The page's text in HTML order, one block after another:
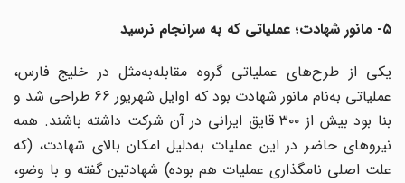
یکی از طرح‌های عملیاتی گروه مقابله‌به‌مثل در خلیج فارس،
عملیاتی به‌نام مانور شهادت بود که اوایل شهریور ۶۶ طراحی شد و
بنا بود بیش از ۳۰۰ قایق ایرانی در آن شرکت داشته باشند. همه
نیروهای حاضر در این عملیات به‌دلیل امکان بالای شهادت، (که
علت اصلی نامگذاری عملیات هم بوده) شهادتین گفته و با وضو،